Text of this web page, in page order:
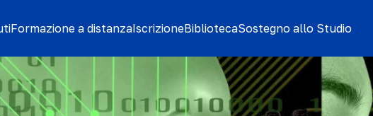
Formazione a distanzaIscrizioneBibliotecaSostegno allo Studio